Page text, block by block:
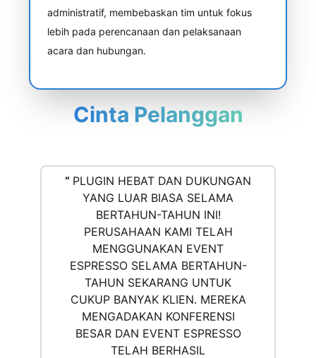
administratif, membebaskan tim untuk fokus
lebih pada perencanaan dan pelaksanaan
acara dan hubungan.
Cinta Pelanggan
“ PLUGIN HEBAT DAN DUKUNGAN
YANG LUAR BIASA SELAMA
BERTAHUN-TAHUN INI!
PERUSAHAAN KAMI TELAH
MENGGUNAKAN EVENT
ESPRESSO SELAMA BERTAHUN-
TAHUN SEKARANG UNTUK
CUKUP BANYAK KLIEN. MEREKA
MENGADAKAN KONFERENSI
BESAR DAN EVENT ESPRESSO
TELAH BERHASIL